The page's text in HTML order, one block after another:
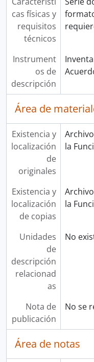
cas físicas y
requisitos
técnicos
Instrument
os de
descripción
Área de
Existencia y
localización
de
originales
la
Existencia y
localización
de copias
la
Unidades
de
descripción
relacionad
as
No
Nota de
publicación
No se
Área de notas